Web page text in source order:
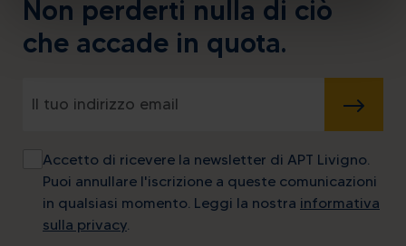
Non perderti nulla di ciò
che accade in quota.
INVIA
Accetto di ricevere la newsletter di APT Livigno.
Puoi annullare l'iscrizione a queste comunicazioni
in qualsiasi momento. Leggi la nostra informativa
sulla privacy.